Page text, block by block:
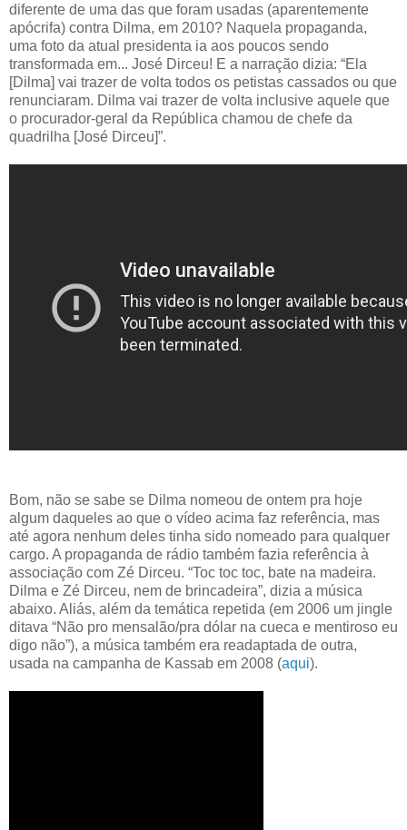
diferente de uma das que foram usadas (aparentemente
apócrifa) contra Dilma, em 2010? Naquela propaganda,
uma foto da atual presidenta ia aos poucos sendo
transformada em... José Dirceu! E a narração dizia: “Ela
[Dilma] vai trazer de volta todos os petistas cassados ou que
renunciaram. Dilma vai trazer de volta inclusive aquele que
o procurador-geral da República chamou de chefe da
quadrilha [José Dirceu]”.
Bom, não se sabe se Dilma nomeou de ontem pra hoje
algum daqueles ao que o vídeo acima faz referência, mas
até agora nenhum deles tinha sido nomeado para qualquer
cargo. A propaganda de rádio também fazia referência à
associação com Zé Dirceu. “Toc toc toc, bate na madeira.
Dilma e Zé Dirceu, nem de brincadeira”, dizia a música
abaixo. Aliás, além da temática repetida (em 2006 um jingle
ditava “Não pro mensalão/pra dólar na cueca e mentiroso eu
digo não”), a música também era readaptada de outra,
usada na campanha de Kassab em 2008 (aqui).